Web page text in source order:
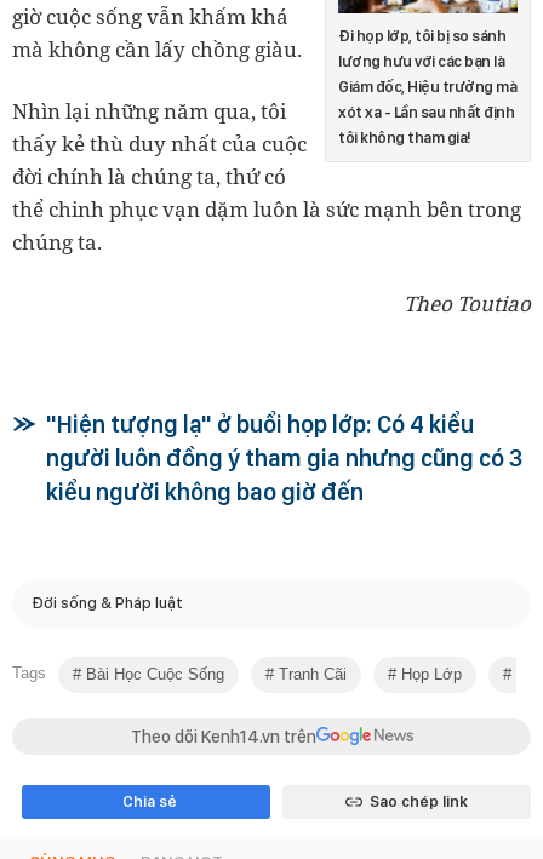
Đi họp lớp, tôi bị so sánh
lương hưu với các bạn là
Giám đốc, Hiệu trưởng mà
xót xa - Lần sau nhất định
tôi không tham gia!
giờ cuộc sống vẫn khấm khá
mà không cần lấy chồng giàu.
Nhìn lại những năm qua, tôi
thấy kẻ thù duy nhất của cuộc
đời chính là chúng ta, thứ có
thể chinh phục vạn dặm luôn là sức mạnh bên trong
chúng ta.
Theo Toutiao
"Hiện tượng lạ" ở buổi họp lớp: Có 4 kiểu
người luôn đồng ý tham gia nhưng cũng có 3
kiểu người không bao giờ đến
Đời sống & Pháp luật
Tags Bài Học Cuộc Sống Tranh Cãi Họp Lớp
Theo dõi Kenh14.vn trên
Chia sẻ Sao chép link